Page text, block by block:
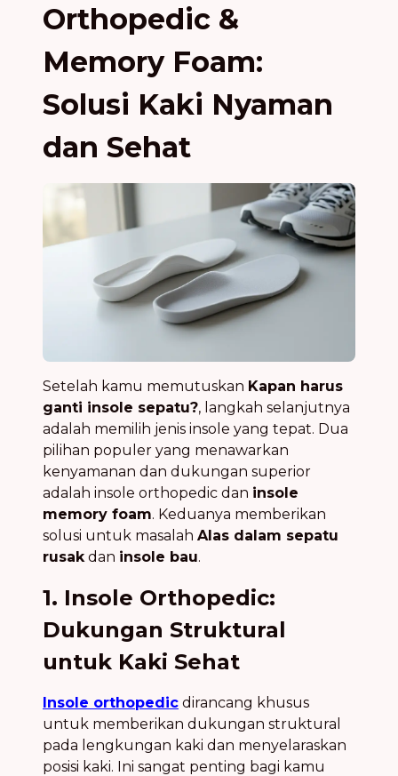
Orthopedic &
Memory Foam:
Solusi Kaki Nyaman
dan Sehat
Setelah kamu memutuskan Kapan harus
ganti insole sepatu?, langkah selanjutnya
adalah memilih jenis insole yang tepat. Dua
pilihan populer yang menawarkan
kenyamanan dan dukungan superior
adalah insole orthopedic dan insole
memory foam. Keduanya memberikan
solusi untuk masalah Alas dalam sepatu
rusak dan insole bau.
1. Insole Orthopedic:
Dukungan Struktural
untuk Kaki Sehat
Insole orthopedic dirancang khusus
untuk memberikan dukungan struktural
pada lengkungan kaki dan menyelaraskan
posisi kaki. Ini sangat penting bagi kamu